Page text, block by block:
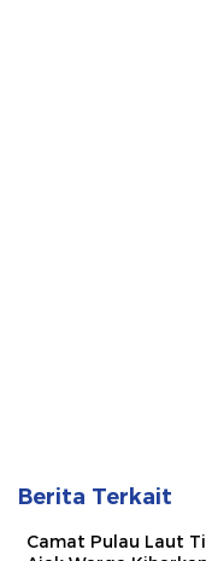
Berita Terkait
Camat Pulau Laut